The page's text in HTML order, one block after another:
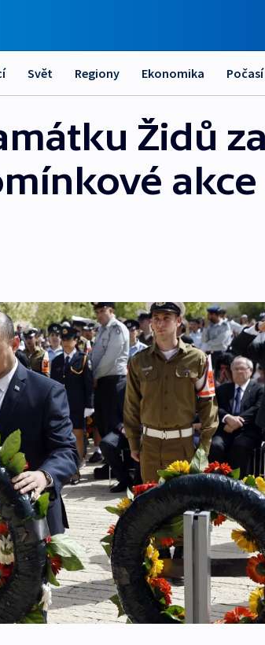
Svět Regiony Ekonomika Počasí
Židů